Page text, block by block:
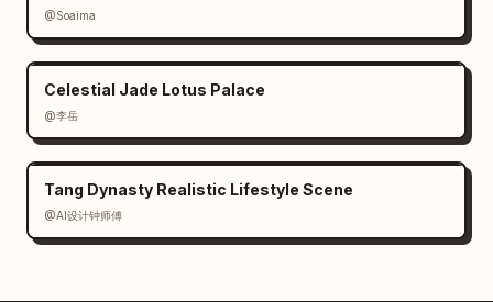
@Soaima
Celestial Jade Lotus Palace
@李岳
Tang Dynasty Realistic Lifestyle Scene
@AI设计钟师傅